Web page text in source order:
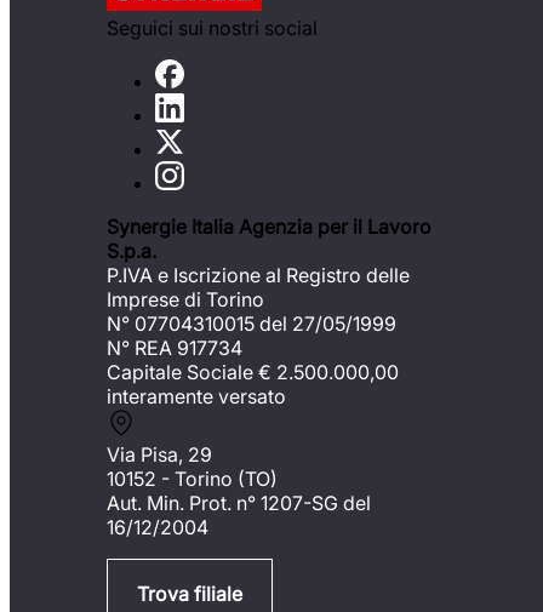
Seguici sui nostri social
Synergie Italia Agenzia per il Lavoro
S.p.a.
P.IVA e Iscrizione al Registro delle
Imprese di Torino
N° 07704310015 del 27/05/1999
N° REA 917734
Capitale Sociale € 2.500.000,00
interamente versato
Via Pisa, 29
10152 - Torino (TO)
Aut. Min. Prot. n° 1207-SG del
16/12/2004
Trova filiale